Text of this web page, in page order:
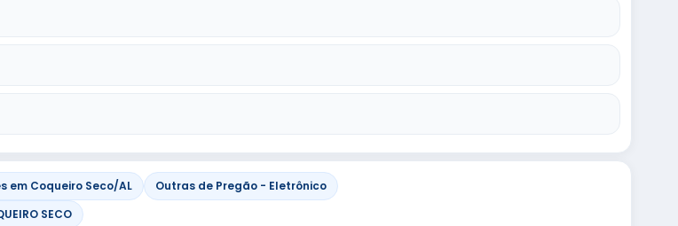
em Coqueiro Seco/AL
Outras de Pregão - Eletrônico
SECO